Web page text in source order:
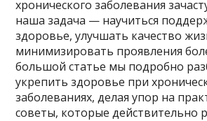
хронического заболевания
наша задача — научиться
здоровье, улучшать качество
минимизировать проявления
большой статье мы подробно
укрепить здоровье при
заболеваниях, делая упор на
советы, которые действительно